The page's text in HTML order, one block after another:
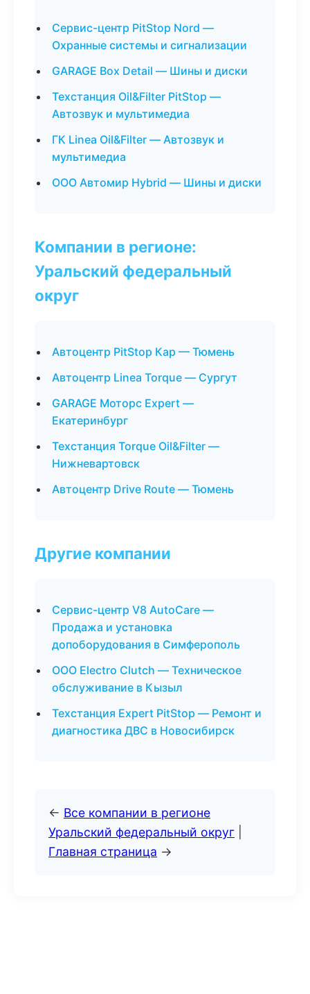
Сервис-центр PitStop Nord —
Охранные системы и сигнализации
GARAGE Box Detail — Шины и диски
Техстанция Oil&Filter PitStop —
Автозвук и мультимедиа
ГК Linea Oil&Filter — Автозвук и
мультимедиа
ООО Автомир Hybrid — Шины и диски
Компании в регионе:
Уральский федеральный
округ
Автоцентр PitStop Кар — Тюмень
Автоцентр Linea Torque — Сургут
GARAGE Моторс Expert —
Екатеринбург
Техстанция Torque Oil&Filter —
Нижневартовск
Автоцентр Drive Route — Тюмень
Другие компании
Сервис-центр V8 AutoCare —
Продажа и установка
допоборудования в Симферополь
ООО Electro Clutch — Техническое
обслуживание в Кызыл
Техстанция Expert PitStop — Ремонт и
диагностика ДВС в Новосибирск
← Все компании в регионе
Уральский федеральный округ
Главная страница →